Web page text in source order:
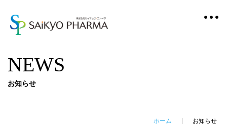
NEWS
お知らせ
ホーム お知らせ